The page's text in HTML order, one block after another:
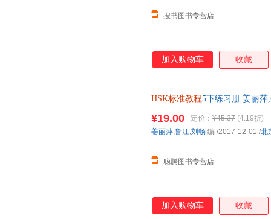
搜书图书专营店
加入购物车 收藏
HSK标准教程5下练习册 姜丽
¥19.00 定价： ¥45.37 (4.19折)
聪腾图书专营店
姜丽萍,鲁江,刘畅 编 /2017-12-01 /北
加入购物车 收藏